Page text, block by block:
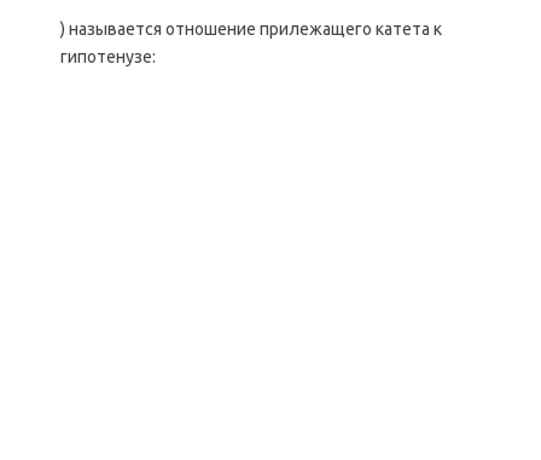
) называется отношение прилежащего катета к
гипотенузе: